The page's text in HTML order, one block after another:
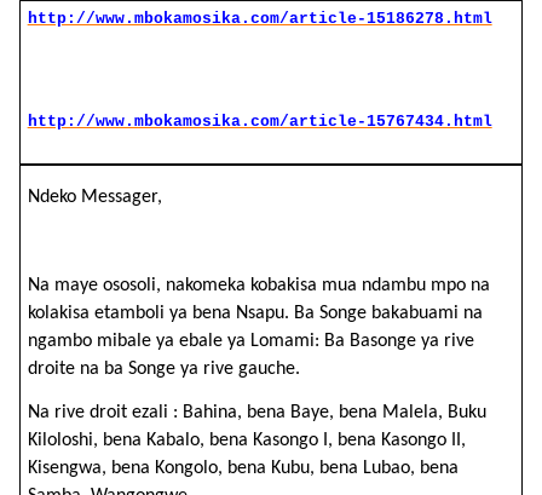
http://www.mbokamosika.com/article-15186278.html
http://www.mbokamosika.com/article-15767434.html
Ndeko Messager,
Na maye ososoli, nakomeka kobakisa mua ndambu mpo na
kolakisa etamboli ya bena Nsapu. Ba Songe bakabuami na
ngambo mibale ya ebale ya Lomami: Ba Basonge ya rive
droite na ba Songe ya rive gauche.
Na rive droit ezali : Bahina, bena Baye, bena Malela, Buku
Kiloloshi, bena Kabalo, bena Kasongo I, bena Kasongo II,
Kisengwa, bena Kongolo, bena Kubu, bena Lubao, bena